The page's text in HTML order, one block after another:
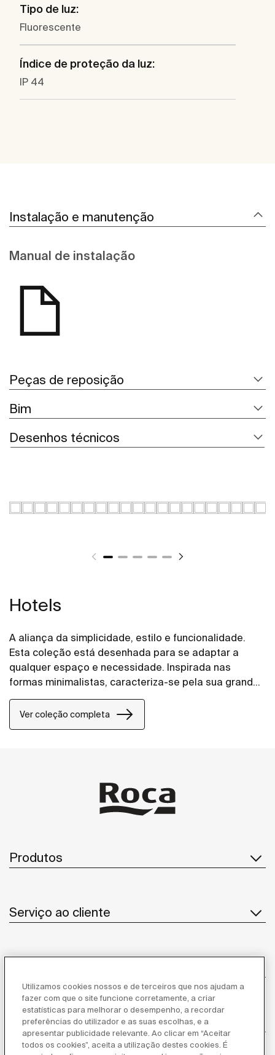
Tipo de luz:
Fluorescente
Índice de proteção da luz:
IP 44
Instalação e manutenção
Manual de instalação
Peças de reposição
Bim
Desenhos técnicos
Hotels
A aliança da simplicidade, estilo e funcionalidade.
Esta coleção está desenhada para se adaptar a
qualquer espaço e necessidade. Inspirada nas
formas minimalistas, caracteriza-se pela sua grande
versatilidade. Uma solução pensada para os
pequenos e grandes projetos de design, tanto em
espaços públicos como em espaços privados.
Ver coleção completa
Produtos
Serviço ao cliente
Inspiração
Siga-nos
Utilizamos cookies nossos e de terceiros que nos ajudam a
fazer com que o site funcione corretamente, a criar
estatísticas para melhorar o desempenho, a recordar
preferências do utilizador e as suas escolhas, e a
apresentar publicidade relevante. Ao clicar em “Aceitar
todos os cookies”, aceita a utilização destes cookies. É